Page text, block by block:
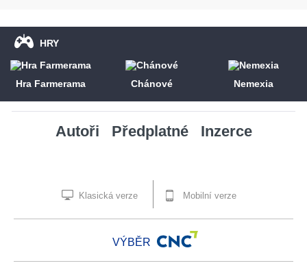
HRY
Hra Farmerama Chánové Nemexia
Autoři Předplatné Inzerce
Klasická verze Mobilní verze
VÝBĚR